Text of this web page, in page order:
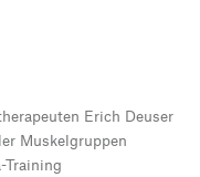
Erich Deuser
Muskelgruppen
Training